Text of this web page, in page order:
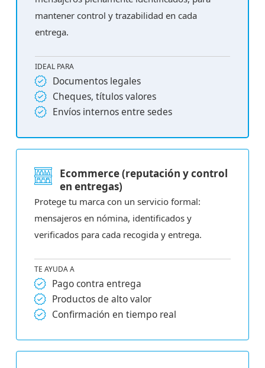
mantener control y trazabilidad en cada
entrega.
IDEAL PARA
Documentos legales
Cheques, títulos valores
Envíos internos entre sedes
Ecommerce (reputación y control
en entregas)
Protege tu marca con un servicio formal:
mensajeros en nómina, identificados y
verificados para cada recogida y entrega.
TE AYUDA A
Pago contra entrega
Productos de alto valor
Confirmación en tiempo real